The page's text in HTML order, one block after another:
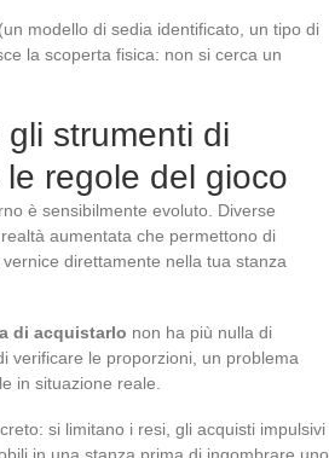
modello di sedia identificato, un tipo di
la scoperta fisica: non si cerca un
strumenti di
regole del gioco
è sensibilmente evoluto. Diverse
aumentata che permettono di
direttamente nella tua stanza
di acquistarlo non ha più nulla di
verificare le proporzioni, un problema
in situazione reale.
si limitano i resi, gli acquisti impulsivi